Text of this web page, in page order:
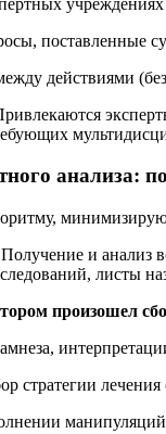
поставленные
действиями
анализа:
Получение и анализ
листы
произошел
стратегии лечения
манипуляций,